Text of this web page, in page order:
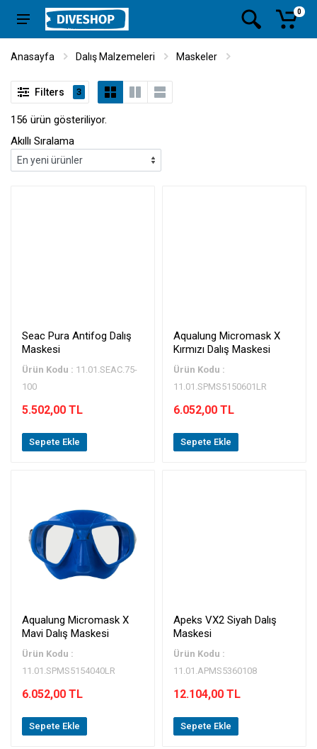
0
Anasayfa Dalış Malzemeleri Maskeler
Filters 3
156 ürün gösteriliyor.
Akıllı Sıralama
Seac Pura Antifog Dalış
Maskesi
Ürün Kodu : 11.01.SEAC.75-
100
5.502,00 TL
Sepete Ekle
Aqualung Micromask X
Kırmızı Dalış Maskesi
Ürün Kodu :
11.01.SPMS5150601LR
6.052,00 TL
Sepete Ekle
Aqualung Micromask X
Mavi Dalış Maskesi
Ürün Kodu :
11.01.SPMS5154040LR
6.052,00 TL
Sepete Ekle
Apeks VX2 Siyah Dalış
Maskesi
Ürün Kodu :
11.01.APMS5360108
12.104,00 TL
Sepete Ekle